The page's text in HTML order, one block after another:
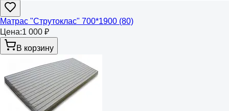
Матрас "Струтоклас" 700*1900 (80)
Цена:1 000 ₽
В корзину